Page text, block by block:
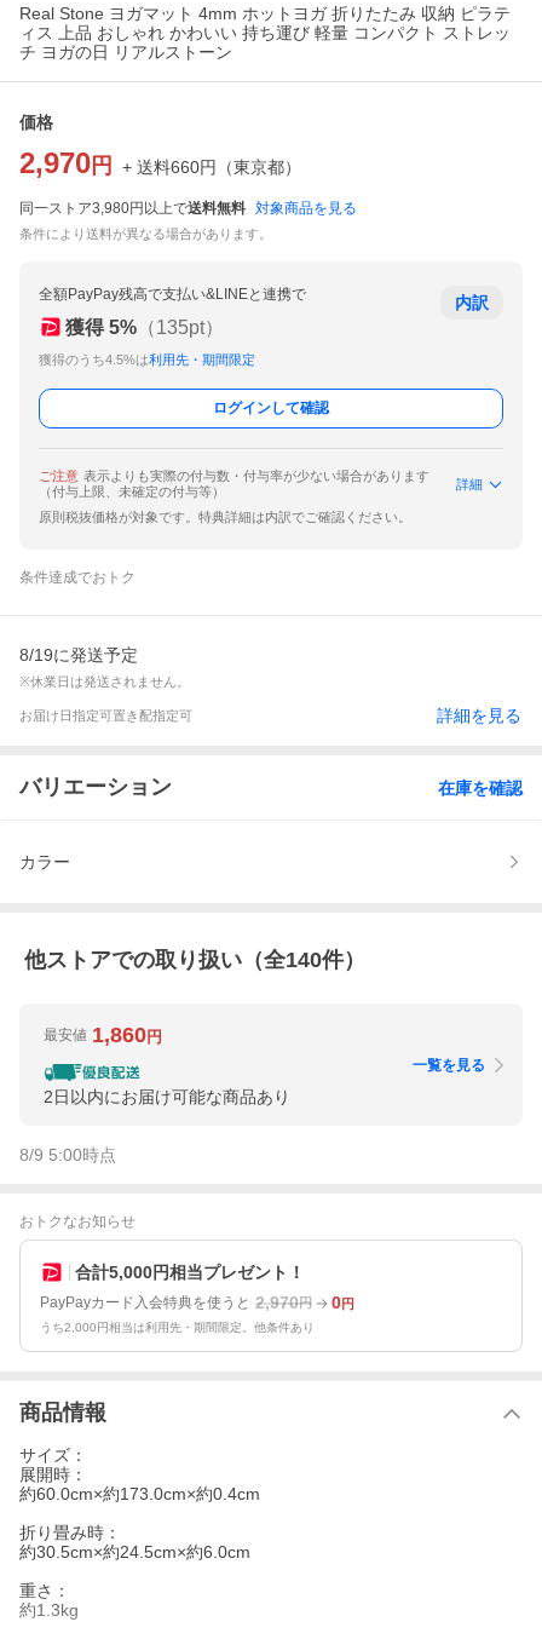
Real Stone ヨガマット 4mm ホットヨガ 折りたたみ 収納 ピラテ
ィス 上品 おしゃれ かわいい 持ち運び 軽量 コンパクト ストレッ
チ ヨガの日 リアルストーン
価格
2,970 円 + 送料660円 （東京都）
同一ストア3,980円以上で送料無料 対象商品を見る
条件により送料が異なる場合があります。
全額PayPay残高で支払い&LINEと連携で
獲得 5% （135pt）
獲得のうち4.5%は利用先・期間限定
内訳
ログインして確認
ご注意 表示よりも実際の付与数・付与率が少ない場合があります
（付与上限、未確定の付与等）
詳細
原則税抜価格が対象です。特典詳細は内訳でご確認ください。
条件達成でおトク
8/19に発送予定
※休業日は発送されません。
お届け日指定可置き配指定可 詳細を見る
バリエーション 在庫を確認
カラー
他ストアでの取り扱い（全140件）
最安値 1,860円
2日以内にお届け可能な商品あり
一覧を見る
8/9 5:00時点
おトクなお知らせ
合計5,000円相当プレゼント！
PayPayカード入会特典を使うと 2,970円 0円
うち2,000円相当は利用先・期間限定。他条件あり
商品情報
サイズ：
展開時：
約60.0cm×約173.0cm×約0.4cm
折り畳み時：
約30.5cm×約24.5cm×約6.0cm
重さ：
約1.3kg